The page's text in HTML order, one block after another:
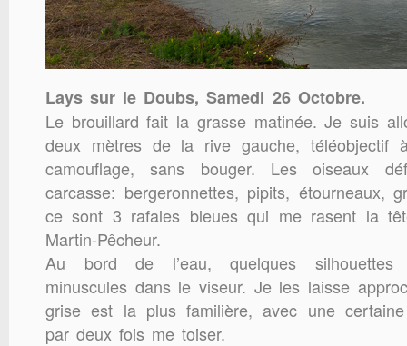
Lays sur le Doubs, Samedi 26 Octobre.
Le brouillard fait la grasse matinée. Je suis
deux mètres de la rive gauche, téléobjectif
camouflage, sans bouger. Les oiseaux
carcasse: bergeronnettes, pipits, étourneaux,
ce sont 3 rafales bleues qui me rasent la
Martin-Pêcheur.
Au bord de l’eau, quelques silhouettes
minuscules dans le viseur. Je les laisse
grise est la plus familière, avec une
par deux fois me toiser.